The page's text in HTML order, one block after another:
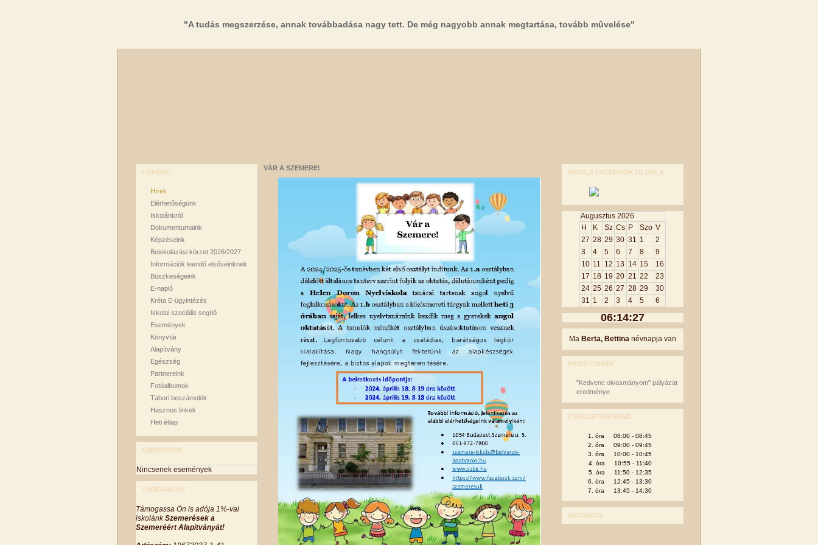
"A tudás megszerzése, annak továbbadása nagy tett. De még nagyobb annak megtartása, tovább mûvelése"
FŐMENÜ
Hírek
Elérhetőségünk
Iskolánkról
Dokumentumaink
Képzéseink
Beiskolázási körzet 2026/2027
Információk leendő elsőseinknek
Büszkeségeink
E-napló
Kréta E-ügyintézés
Iskolai szociális segítő
Események
Könyvtár
Alapítvány
Egészség
Partnereink
Fotóalbumok
Tábori beszámolók
Hasznos linkek
Heti étlap
ESEMÉNYEK
Nincsenek események
TÁMOGATÁS
Támogassa Ön is adója 1%-val
iskolánkSzemerések a
Szemeréért Alapítványát!
VÁR A SZEMERE!
ISKOLA FACEBOOK OLDALA
Augusztus 2026
H
K Sz Cs P Szo V
27 28 29 30 31 1
2
3
4 5 6 7 8
9
10 11 12 13 14 15
16
17 18 19 20 21 22
23
24 25 26 27 28 29
30
31 1 2 3 4 5 6
06:14:27
Ma Berta, Bettina névnapja van
FRISS CIKKEK
"Kedvenc olvasmányom" pályázat
eredménye
CSENGETÉSI REND
1. óra 08:00 - 08:45
2. óra 09:00 - 09:45
3. óra 10:00 - 10:45
4. óra 10:55 - 11:40
5. óra 11:50 - 12:35
6. óra 12:45 - 13:30
7. óra 13:45 - 14:30
IDŐJÁRÁS